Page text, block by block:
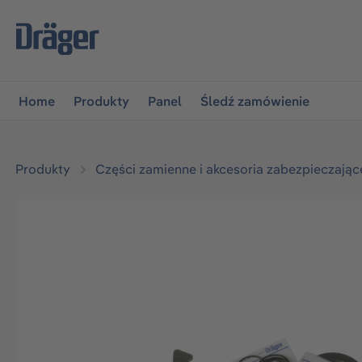
do głównej nawigacji
Home Produkty Panel Śledź zamówienie
Produkty Części zamienne i akcesoria